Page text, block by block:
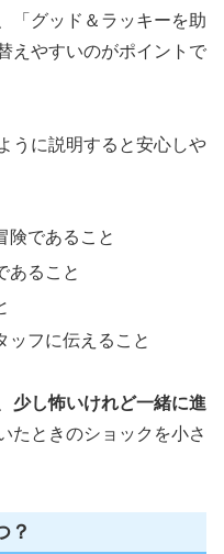
「グッド＆ラッキーを助
えやすいのがポイントで
うに説明すると安心しや
険であること
あること
ッフに伝えること
少し怖いけれど一緒に進
たときのショックを小さ
？